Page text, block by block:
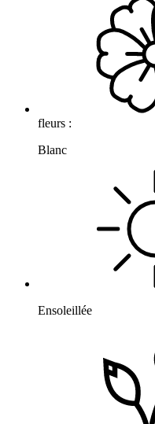
fleurs :
Blanc
Ensoleillée